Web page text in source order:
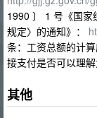
1990 〕 1 号《国家
规定〉的通知》：
条：工资总额的计
接支付是否可以理解
其他